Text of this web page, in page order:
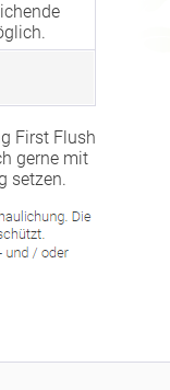
First Flush
gerne mit
setzen.